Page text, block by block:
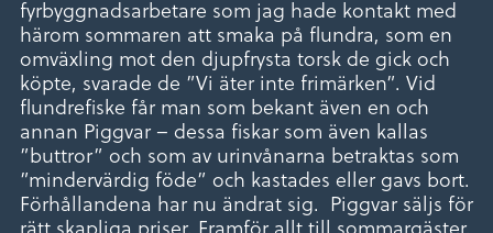
fyrbyggnadsarbetare som jag hade kontakt med
härom sommaren att smaka på flundra, som en
omväxling mot den djupfrysta torsk de gick och
köpte, svarade de ”Vi äter inte frimärken”. Vid
flundrefiske får man som bekant även en och
annan Piggvar – dessa fiskar som även kallas
”buttror” och som av urinvånarna betraktas som
”mindervärdig föde” och kastades eller gavs bort.
Förhållandena har nu ändrat sig. Piggvar säljs för